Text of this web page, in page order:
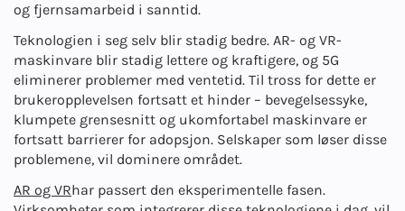
og fjernsamarbeid i sanntid.
Teknologien i seg selv blir stadig bedre. AR- og VR-
maskinvare blir stadig lettere og kraftigere, og 5G
eliminerer problemer med ventetid. Til tross for dette er
brukeropplevelsen fortsatt et hinder – bevegelsessyke,
klumpete grensesnitt og ukomfortabel maskinvare er
fortsatt barrierer for adopsjon. Selskaper som løser disse
problemene, vil dominere området.
AR og VRhar passert den eksperimentelle fasen.